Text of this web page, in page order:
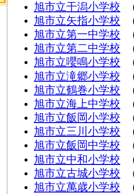
旭市立干潟小学校
旭市立矢指小学校
旭市立第一中学校
旭市立第二中学校
旭市立嚶鳴小学校
旭市立滝郷小学校
旭市立鶴巻小学校
旭市立海上中学校
旭市立飯岡小学校
旭市立三川小学校
旭市立飯岡中学校
旭市立中和小学校
旭市立古城小学校
旭市立萬歳小学校